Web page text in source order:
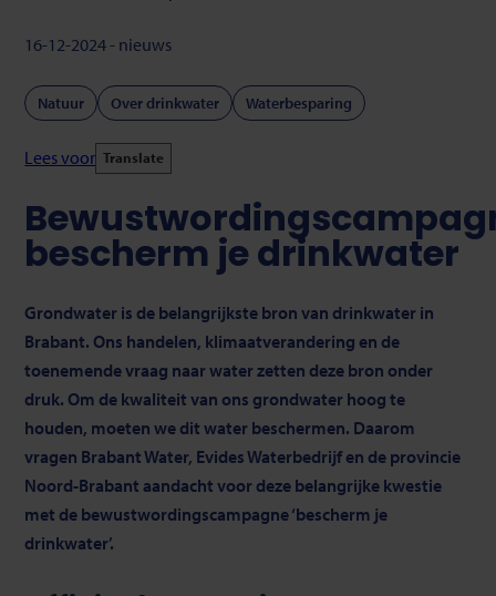
16-12-2024 - nieuws
Natuur Over drinkwater Waterbesparing
Lees voor Translate
bescherm je drinkwater
Grondwater is de belangrijkste bron van drinkwater in
Brabant. Ons handelen, klimaatverandering en de
toenemende vraag naar water zetten deze bron onder
druk. Om de kwaliteit van ons grondwater hoog te
houden, moeten we dit water beschermen. Daarom
vragen Brabant Water, Evides Waterbedrijf en de provincie
Noord-Brabant aandacht voor deze belangrijke kwestie
met de bewustwordingscampagne ‘bescherm je
drinkwater’.